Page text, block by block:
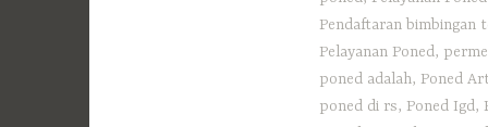
Pendaftaran bimbingan
Pelayanan Poned,
poned adalah, Poned
poned di rs, Poned Igd,